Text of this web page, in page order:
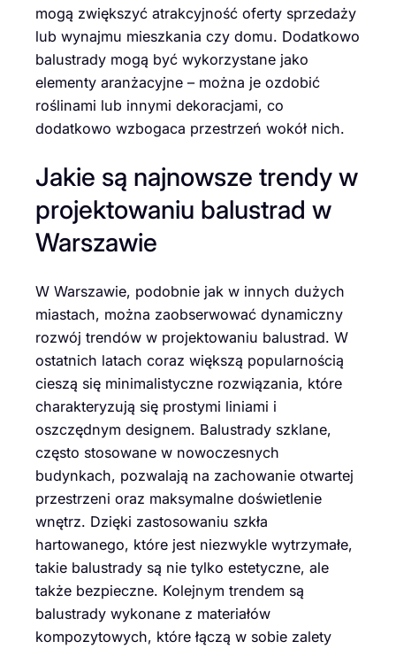
mogą zwiększyć atrakcyjność oferty sprzedaży
lub wynajmu mieszkania czy domu. Dodatkowo
balustrady mogą być wykorzystane jako
elementy aranżacyjne – można je ozdobić
roślinami lub innymi dekoracjami, co
dodatkowo wzbogaca przestrzeń wokół nich.
Jakie są najnowsze trendy w
projektowaniu balustrad w
Warszawie
W Warszawie, podobnie jak w innych dużych
miastach, można zaobserwować dynamiczny
rozwój trendów w projektowaniu balustrad. W
ostatnich latach coraz większą popularnością
cieszą się minimalistyczne rozwiązania, które
charakteryzują się prostymi liniami i
oszczędnym designem. Balustrady szklane,
często stosowane w nowoczesnych
budynkach, pozwalają na zachowanie otwartej
przestrzeni oraz maksymalne doświetlenie
wnętrz. Dzięki zastosowaniu szkła
hartowanego, które jest niezwykle wytrzymałe,
takie balustrady są nie tylko estetyczne, ale
także bezpieczne. Kolejnym trendem są
balustrady wykonane z materiałów
kompozytowych, które łączą w sobie zalety